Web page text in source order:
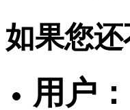
如果您
用户：